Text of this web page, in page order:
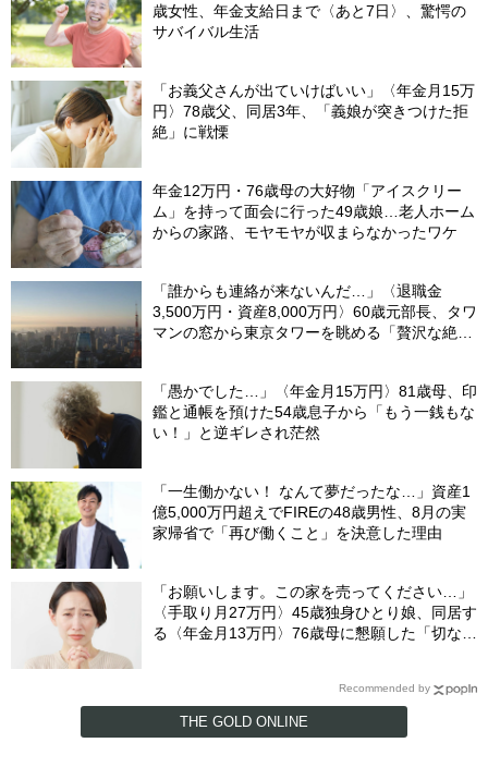
歳女性、年金支給日まで〈あと7日〉、驚愕の
サバイバル生活
「お義父さんが出ていけばいい」〈年金月15万
円〉78歳父、同居3年、「義娘が突きつけた拒
絶」に戦慄
年金12万円・76歳母の大好物「アイスクリー
ム」を持って面会に行った49歳娘…老人ホーム
からの家路、モヤモヤが収まらなかったワケ
「誰からも連絡が来ないんだ…」〈退職金
3,500万円・資産8,000万円〉60歳元部長、タワ
マンの窓から東京タワーを眺める「贅沢な絶
「愚かでした…」〈年金月15万円〉81歳母、印
鑑と通帳を預けた54歳息子から「もう一銭もな
い！」と逆ギレされ茫然
「一生働かない！ なんて夢だったな…」資産1
億5,000万円超えでFIREの48歳男性、8月の実
家帰省で「再び働くこと」を決意した理由
「お願いします。この家を売ってください…」
〈手取り月27万円〉45歳独身ひとり娘、同居す
る〈年金月13万円〉76歳母に懇願した「切ない
Recommended by
THE GOLD ONLINE